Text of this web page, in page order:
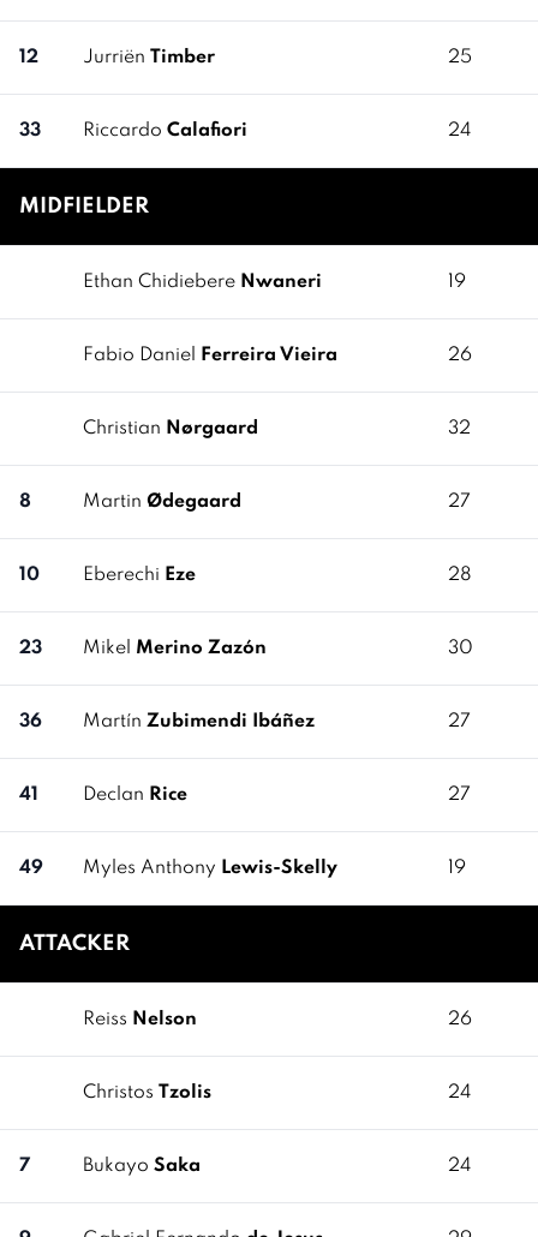
12 Jurriën Timber 25
33 Riccardo Calafiori 24
MIDFIELDER
Ethan Chidiebere Nwaneri 19
Fabio Daniel Ferreira Vieira 26
Christian Nørgaard 32
8 Martin Ødegaard 27
10 Eberechi Eze 28
23 Mikel Merino Zazón 30
36 Martín Zubimendi Ibáñez 27
41 Declan Rice 27
49 Myles Anthony Lewis-Skelly 19
ATTACKER
Reiss Nelson 26
Christos Tzolis 24
7 Bukayo Saka 24